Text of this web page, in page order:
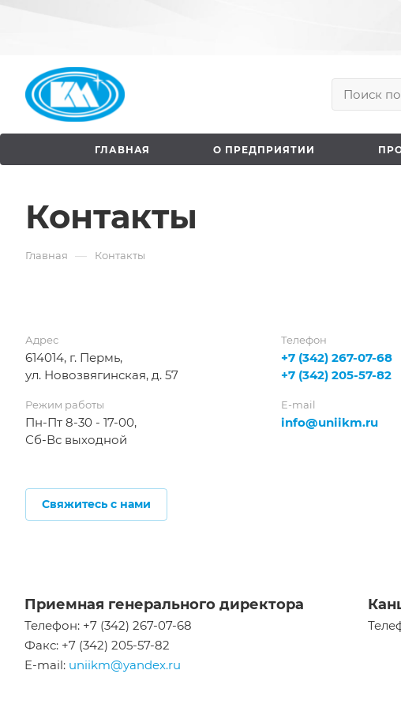
ГЛАВНАЯ О ПРЕДПРИЯТИИ
Контакты
Главная — Контакты
Адрес
614014, г. Пермь,
ул. Новозвягинская, д. 57
Режим работы
Пн-Пт 8-30 - 17-00,
Сб-Вс выходной
Телефон
+7 (342) 267-07-68
+7 (342) 205-57-82
E-mail
info@uniikm.ru
Свяжитесь с нами
Приемная генерального директора
Телефон: +7 (342) 267-07-68
Факс: +7 (342) 205-57-82
E-mail: uniikm@yandex.ru